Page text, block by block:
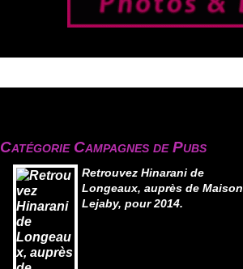
Catégorie Campagnes de Pubs
Retrouvez Hinarani de
Longeaux, auprès de Maison
Lejaby, pour 2014.